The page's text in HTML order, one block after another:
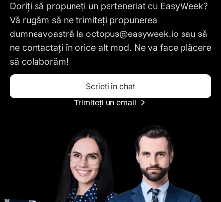
Doriți să propuneți un parteneriat cu EasyWeek?
Vă rugăm să ne trimiteți propunerea
dumneavoastră la octopus@easyweek.io sau să
ne contactați în orice alt mod. Ne va face plăcere
să colaborăm!
Scrieți în chat
Trimiteți un email